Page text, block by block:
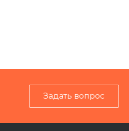
Задать вопрос